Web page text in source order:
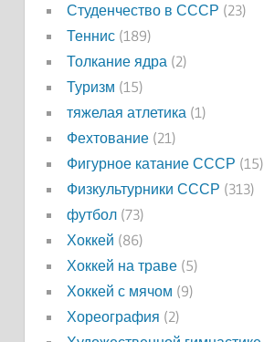
Студенчество в СССР (23)
Теннис(189)
Толкание ядра(2)
Туризм (15)
тяжелая атлетика(1)
Фехтование(21)
Фигурное катание СССР (15)
Физкультурники СССР (313)
футбол(73)
Хоккей (86)
Хоккей на траве(5)
Хоккей с мячом (9)
Хореография (2)